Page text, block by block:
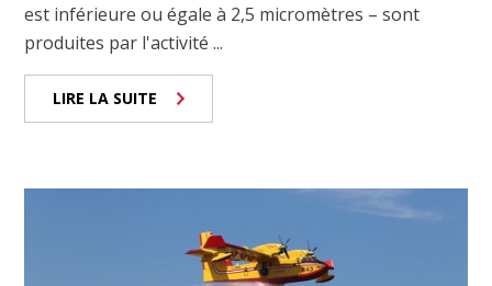
est inférieure ou égale à 2,5 micromètres – sont
produites par l'activité ...
LIRE LA SUITE